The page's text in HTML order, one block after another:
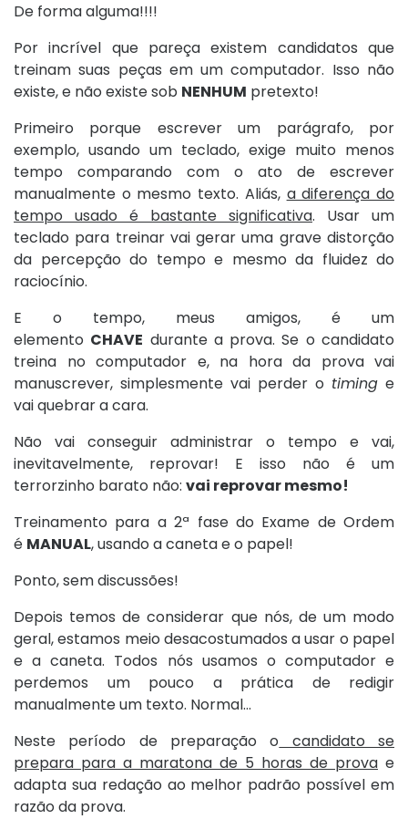
De forma alguma!!!!
Por incrível que pareça existem candidatos que
treinam suas peças em um computador. Isso não
existe, e não existe sob NENHUM pretexto!
Primeiro porque escrever um parágrafo, por
exemplo, usando um teclado, exige muito menos
tempo comparando com o ato de escrever
manualmente o mesmo texto. Aliás, a diferença do
tempo usado é bastante significativa. Usar um
teclado para treinar vai gerar uma grave distorção
da percepção do tempo e mesmo da fluidez do
raciocínio.
E o tempo, meus amigos, é um
elemento CHAVE durante a prova. Se o candidato
treina no computador e, na hora da prova vai
manuscrever, simplesmente vai perder o timing e
vai quebrar a cara.
Não vai conseguir administrar o tempo e vai,
inevitavelmente, reprovar! E isso não é um
terrorzinho barato não: vai reprovar mesmo!
Treinamento para a 2ª fase do Exame de Ordem
é MANUAL, usando a caneta e o papel!
Ponto, sem discussões!
Depois temos de considerar que nós, de um modo
geral, estamos meio desacostumados a usar o papel
e a caneta. Todos nós usamos o computador e
perdemos um pouco a prática de redigir
manualmente um texto. Normal...
Neste período de preparação o candidato se
prepara para a maratona de 5 horas de prova e
adapta sua redação ao melhor padrão possível em
razão da prova.